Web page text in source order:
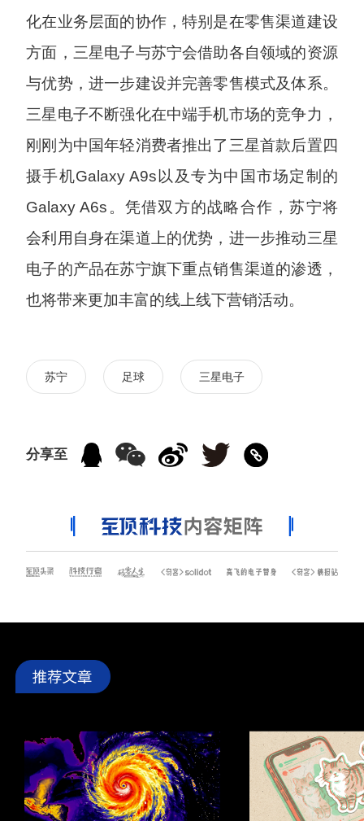
化在业务层面的协作，特别是在零售渠道建设
方面，三星电子与苏宁会借助各自领域的资源
与优势，进一步建设并完善零售模式及体系。
三星电子不断强化在中端手机市场的竞争力，
刚刚为中国年轻消费者推出了三星首款后置四
摄手机Galaxy A9s以及专为中国市场定制的
Galaxy A6s。凭借双方的战略合作，苏宁将
会利用自身在渠道上的优势，进一步推动三星
电子的产品在苏宁旗下重点销售渠道的渗透，
也将带来更加丰富的线上线下营销活动。
苏宁 足球 三星电子
分享至